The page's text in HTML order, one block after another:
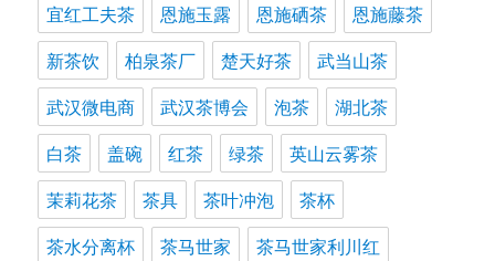
宜红工夫茶
恩施玉露 恩施硒茶
恩施藤茶
新茶饮
柏泉茶厂 楚天好茶
武当山茶
武汉微电商
武汉茶博会 泡茶
湖北茶
白茶
盖碗 红茶 绿茶
英山云雾茶
茉莉花茶
茶具 茶叶冲泡
茶杯
茶水分离杯
茶马世家
茶马世家利川红